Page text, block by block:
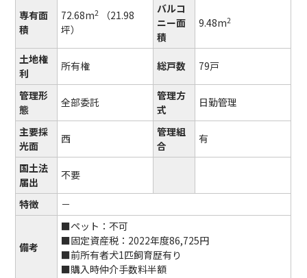
専有面
積
72.68m2
（21.98
坪）
バルコ
ニー面
積
9.48m2
土地権
利
所有権 総戸数 79戸
管理形
態
全部委託
管理方
式
日勤管理
主要採
光面
西
管理組
合
有
国土法
届出
不要
特徴 －
備考
■ペット：不可
■固定資産税：2022年度86,725円
■前所有者犬1匹飼育歴有り
■購入時仲介手数料半額